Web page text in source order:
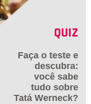
QUIZ
Faça o teste e
descubra:
você sabe
tudo sobre
Tatá Werneck?